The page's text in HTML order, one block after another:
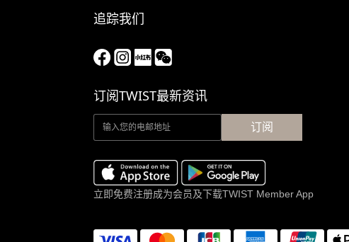
追踪我们
订阅TWIST最新资讯
订阅
立即免费注册成为会员及下载TWIST Member App